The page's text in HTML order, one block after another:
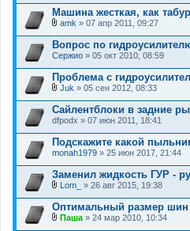
е
н
и
л
о
ж
е
н
и
Машина жесткая, как
л
о
ж
е
н
и
amk » 07 апр 2011, 09:27
Вопрос по
Сержио » 05 окт 2010, 08:59
Проблема с
л
о
ж
е
н
и
Juk » 05 сен 2012, 08:33
Сайлентблоки в задние
dfpodx » 07 июн 2011, 18:41
Подскажите какой
monah1979 » 25 июн 2017, 21:44
Заменил жидкость ГУР -
л
о
ж
Lom_ » 26 авг 2015, 19:38
Оптимальный размер шин
Паша » 24 мар 2010, 10:34